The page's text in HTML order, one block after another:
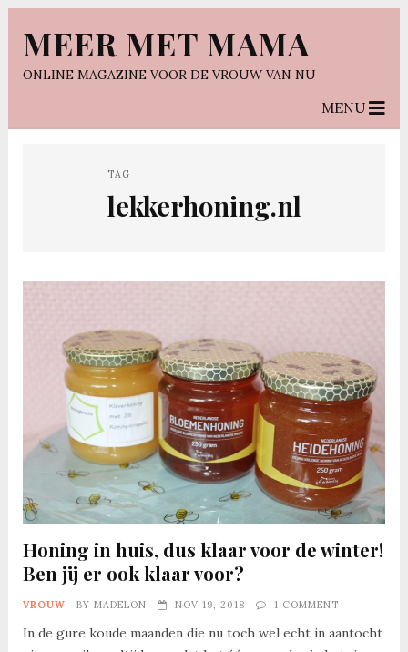
MEER MET MAMA
ONLINE MAGAZINE VOOR DE VROUW VAN NU
MENU
TAG
lekkerhoning.nl
Honing in huis, dus klaar voor de winter!
Ben jij er ook klaar voor?
VROUW BY MADELON NOV 19, 2018 1 COMMENT
In de gure koude maanden die nu toch wel echt in aantocht